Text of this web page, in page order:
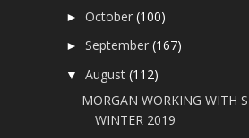
►October(100)
►September(167)
▼August(112)
MORGAN WORKING WITH
WINTER 2019